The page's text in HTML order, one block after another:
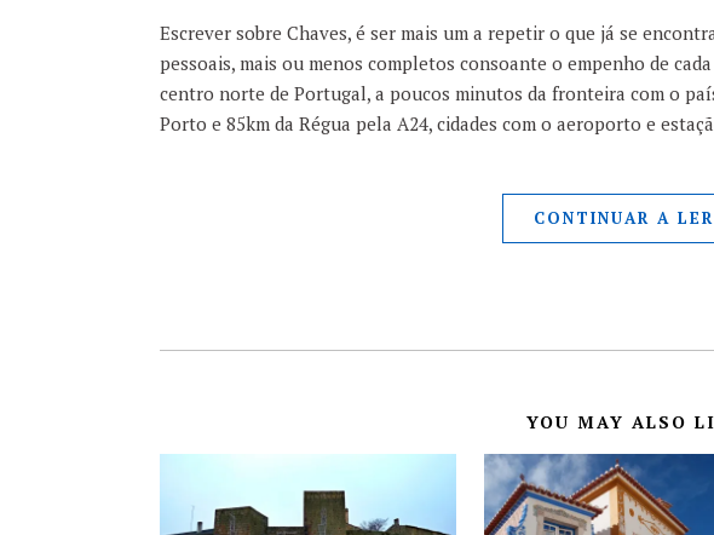
Escrever sobre Chaves, é ser mais um a repetir o que já se
pessoais, mais ou menos completos consoante o empenho de
centro norte de Portugal, a poucos minutos da fronteira com o
Porto e 85km da Régua pela A24, cidades com o aeroporto e
CONTINUAR A
YOU MAY ALSO